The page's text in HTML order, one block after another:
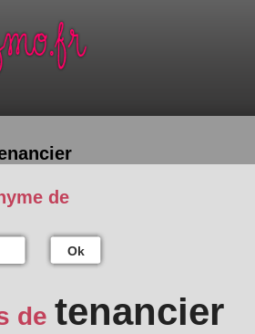
de
Ok
de tenancier